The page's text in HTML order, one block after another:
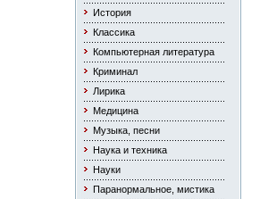
История
Классика
Компьютерная литература
Криминал
Лирика
Медицина
Музыка, песни
Наука и техника
Науки
Паранормальное, мистика